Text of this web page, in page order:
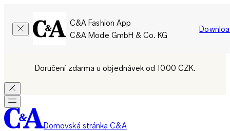
C&A Fashion App
C&A Mode GmbH & Co. KG
Doručení zdarma u objednávek od 1000 CZK.
Domovská stránka C&A